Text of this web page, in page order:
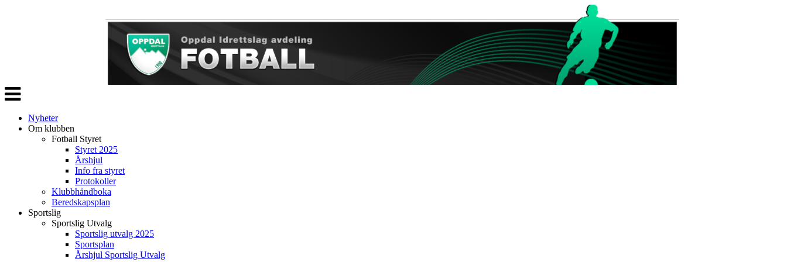
Veksle
navigasjon
Nyheter
Om klubben
Fotball Styret
Styret 2025
Årshjul
Info fra styret
Protokoller
Klubbhåndboka
Beredskapsplan
Sportslig
Sportslig Utvalg
Sportslig utvalg 2025
Sportsplan
Årshjul Sportslig Utvalg